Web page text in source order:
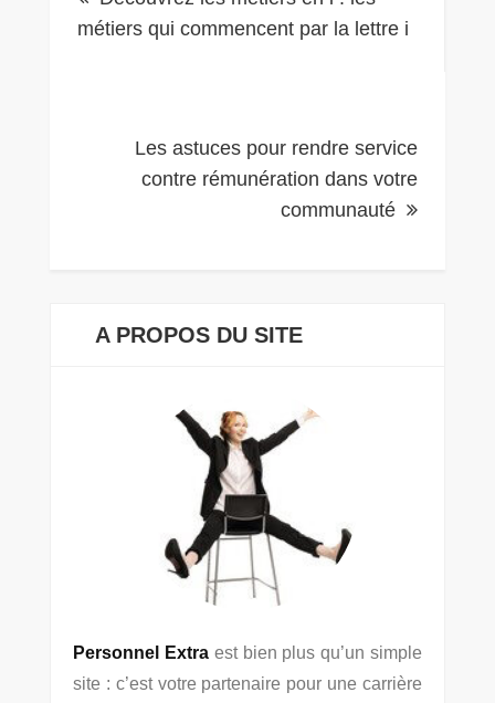
de
métiers qui commencent par la lettre i
Les astuces pour rendre service
contre rémunération dans votre
communauté
A PROPOS DU SITE
Personnel Extraest bien plus qu’un simple
site : c’est votre partenaire pour une carrière